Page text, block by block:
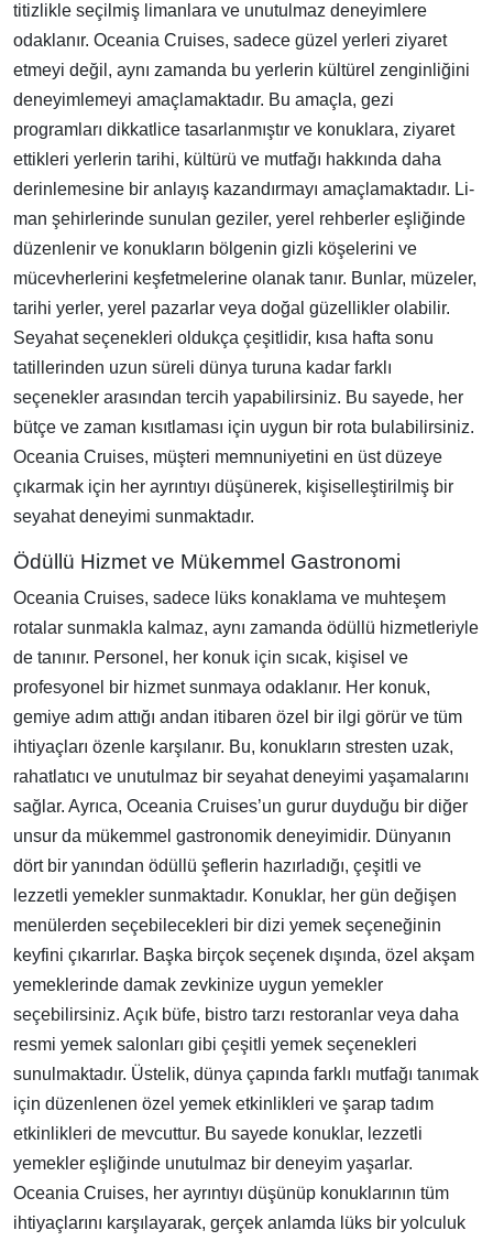
titizlikle seçilmiş limanlara ve unutulmaz deneyimlere
odaklanır. Oceania Cruises, sadece güzel yerleri ziyaret
etmeyi değil, aynı zamanda bu yerlerin kültürel zenginliğini
deneyimlemeyi amaçlamaktadır. Bu amaçla, gezi
programları dikkatlice tasarlanmıştır ve konuklara, ziyaret
ettikleri yerlerin tarihi, kültürü ve mutfağı hakkında daha
derinlemesine bir anlayış kazandırmayı amaçlamaktadır. Li-
man şehirlerinde sunulan geziler, yerel rehberler eşliğinde
düzenlenir ve konukların bölgenin gizli köşelerini ve
mücevherlerini keşfetmelerine olanak tanır. Bunlar, müzeler,
tarihi yerler, yerel pazarlar veya doğal güzellikler olabilir.
Seyahat seçenekleri oldukça çeşitlidir, kısa hafta sonu
tatillerinden uzun süreli dünya turuna kadar farklı
seçenekler arasından tercih yapabilirsiniz. Bu sayede, her
bütçe ve zaman kısıtlaması için uygun bir rota bulabilirsiniz.
Oceania Cruises, müşteri memnuniyetini en üst düzeye
çıkarmak için her ayrıntıyı düşünerek, kişiselleştirilmiş bir
seyahat deneyimi sunmaktadır.
Ödüllü Hizmet ve Mükemmel Gastronomi
Oceania Cruises, sadece lüks konaklama ve muhteşem
rotalar sunmakla kalmaz, aynı zamanda ödüllü hizmetleriyle
de tanınır. Personel, her konuk için sıcak, kişisel ve
profesyonel bir hizmet sunmaya odaklanır. Her konuk,
gemiye adım attığı andan itibaren özel bir ilgi görür ve tüm
ihtiyaçları özenle karşılanır. Bu, konukların stresten uzak,
rahatlatıcı ve unutulmaz bir seyahat deneyimi yaşamalarını
sağlar. Ayrıca, Oceania Cruises’un gurur duyduğu bir diğer
unsur da mükemmel gastronomik deneyimidir. Dünyanın
dört bir yanından ödüllü şeflerin hazırladığı, çeşitli ve
lezzetli yemekler sunmaktadır. Konuklar, her gün değişen
menülerden seçebilecekleri bir dizi yemek seçeneğinin
keyfini çıkarırlar. Başka birçok seçenek dışında, özel akşam
yemeklerinde damak zevkinize uygun yemekler
seçebilirsiniz. Açık büfe, bistro tarzı restoranlar veya daha
resmi yemek salonları gibi çeşitli yemek seçenekleri
sunulmaktadır. Üstelik, dünya çapında farklı mutfağı tanımak
için düzenlenen özel yemek etkinlikleri ve şarap tadım
etkinlikleri de mevcuttur. Bu sayede konuklar, lezzetli
yemekler eşliğinde unutulmaz bir deneyim yaşarlar.
Oceania Cruises, her ayrıntıyı düşünüp konuklarının tüm
ihtiyaçlarını karşılayarak, gerçek anlamda lüks bir yolculuk